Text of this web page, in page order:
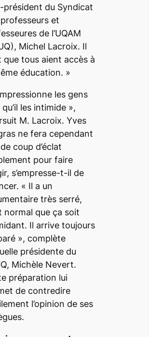
président du Syndicat
et
de l’UQAM
Michel Lacroix. Il
que tous aient accès à
éducation. »
les gens
qu’il les intimide »,
M. Lacroix. Yves
ne fera cependant
coup d’éclat
pour faire
s’empresse-t-il de
« Il a un
très serré,
normal que ça soit
Il arrive toujours
», complète
présidente du
Michèle Nevert.
préparation lui
de contredire
l’opinion de ses